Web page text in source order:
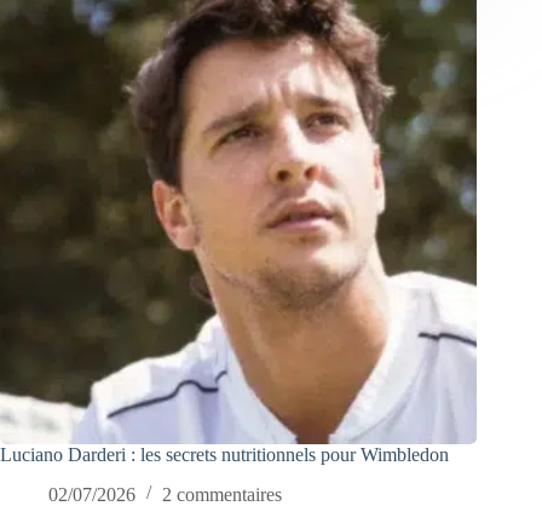
Luciano Darderi : les secrets nutritionnels pour Wimbledon
02/07/2026
2 commentaires